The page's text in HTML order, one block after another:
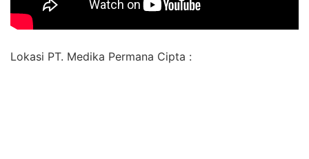
Lokasi PT. Medika Permana Cipta :